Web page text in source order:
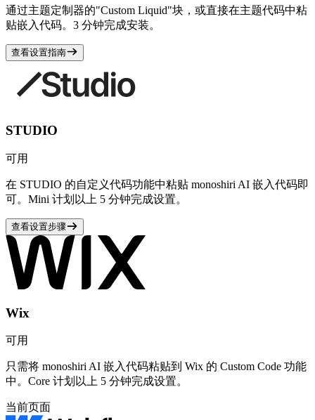
通过主题定制器的"Custom Liquid"块，或直接在主题代码中粘
贴嵌入代码。3 分钟完成安装。
查看设置指南
STUDIO
可用
在 STUDIO 的自定义代码功能中粘贴 monoshiri AI 嵌入代码即
可。Mini 计划以上 5 分钟完成设置。
查看设置步骤
Wix
可用
只需将 monoshiri AI 嵌入代码粘贴到 Wix 的 Custom Code 功能
中。Core 计划以上 5 分钟完成设置。
当前页面